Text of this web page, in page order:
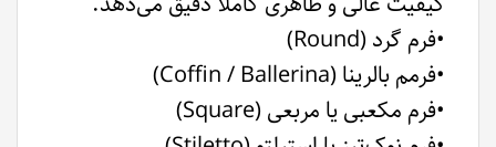
•فرم گرد (Round)
•فرمم بالرینا (Coffin / Ballerina)
•فرم مکعبی یا مربعی (Square)